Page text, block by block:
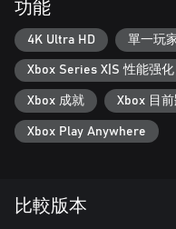
行动
封锁区已经成为售卖世界各
者可以在自己的隐秘军火库
及枪械师改装的精巧配件。
幅提高杀伤力和稳定性。打
效的武器，同时根据喜好定
势。
一位睿智的潜行者曾说过：
功能
4K Ultra HD 單一玩
Xbox Series X|S 性能强化
Xbox 成就 Xbox 目
Xbox Play Anywhere
比較版本